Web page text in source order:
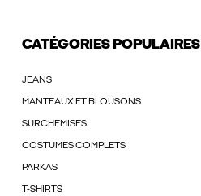
CATÉGORIES POPULAIRES
JEANS
MANTEAUX ET BLOUSONS
SURCHEMISES
COSTUMES COMPLETS
PARKAS
T-SHIRTS